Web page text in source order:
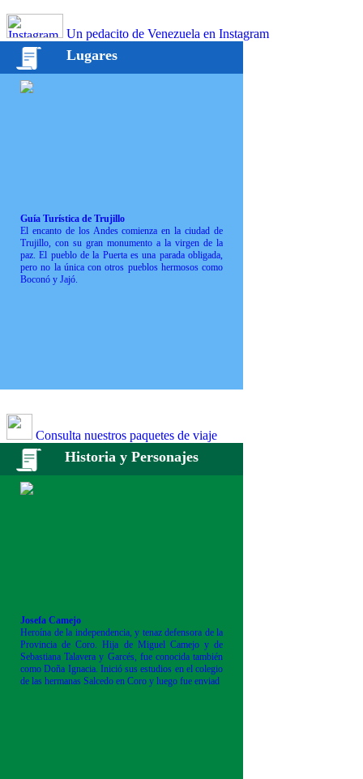
Un pedacito de Venezuela en Instagram
Lugares
Guía Turística de Trujillo
El encanto de los Andes comienza en la ciudad de
Trujillo, con su gran monumento a la virgen de la
paz. El pueblo de la Puerta es una parada obligada,
pero no la única con otros pueblos hermosos como
Boconó y Jajó.
Consulta nuestros paquetes de viaje
Historia y Personajes
Josefa Camejo
Heroína de la independencia, y tenaz defensora de la
Provincia de Coro. Hija de Miguel Camejo y de
Sebastiana Talavera y Garcés, fue conocida también
como Doña Ignacia. Inició sus estudios en el colegio
de las hermanas Salcedo en Coro y luego fue enviad